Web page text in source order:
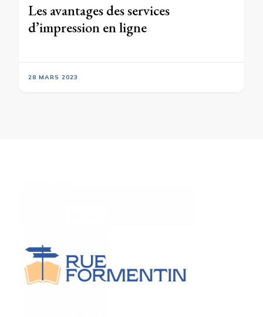
Les avantages des services
d’impression en ligne
28 MARS 2023